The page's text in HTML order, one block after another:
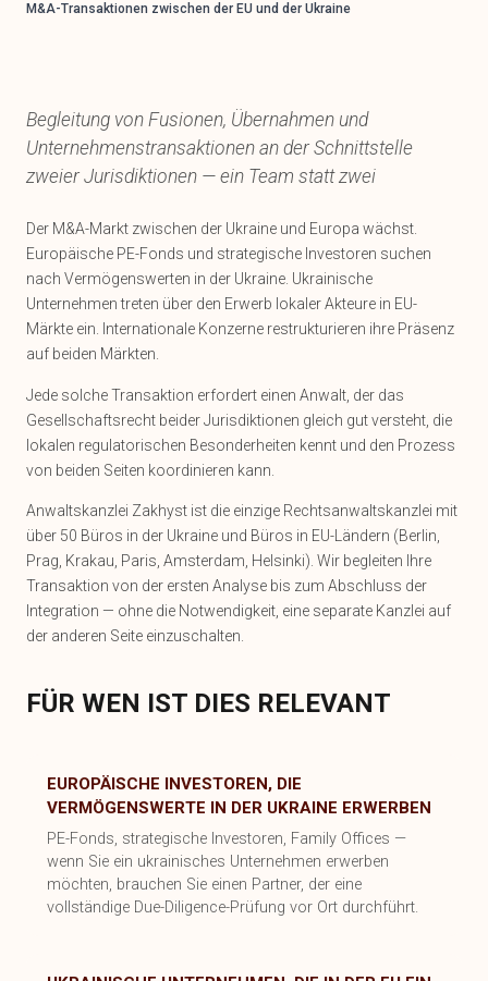
M&A-Transaktionen zwischen der EU und der Ukraine
Begleitung von Fusionen, Übernahmen und
Unternehmenstransaktionen an der Schnittstelle
zweier Jurisdiktionen — ein Team statt zwei
Der M&A-Markt zwischen der Ukraine und Europa wächst.
Europäische PE-Fonds und strategische Investoren suchen
nach Vermögenswerten in der Ukraine. Ukrainische
Unternehmen treten über den Erwerb lokaler Akteure in EU-
Märkte ein. Internationale Konzerne restrukturieren ihre Präsenz
auf beiden Märkten.
Jede solche Transaktion erfordert einen Anwalt, der das
Gesellschaftsrecht beider Jurisdiktionen gleich gut versteht, die
lokalen regulatorischen Besonderheiten kennt und den Prozess
von beiden Seiten koordinieren kann.
Anwaltskanzlei Zakhyst ist die einzige Rechtsanwaltskanzlei mit
über 50 Büros in der Ukraine und Büros in EU-Ländern (Berlin,
Prag, Krakau, Paris, Amsterdam, Helsinki). Wir begleiten Ihre
Transaktion von der ersten Analyse bis zum Abschluss der
Integration — ohne die Notwendigkeit, eine separate Kanzlei auf
der anderen Seite einzuschalten.
FÜR WEN IST DIES RELEVANT
EUROPÄISCHE INVESTOREN, DIE
VERMÖGENSWERTE IN DER UKRAINE ERWERBEN
PE-Fonds, strategische Investoren, Family Offices —
wenn Sie ein ukrainisches Unternehmen erwerben
möchten, brauchen Sie einen Partner, der eine
vollständige Due-Diligence-Prüfung vor Ort durchführt.